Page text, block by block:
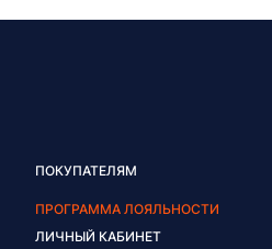
ПОКУПАТЕЛЯМ
ПРОГРАММА ЛОЯЛЬНОСТИ
ЛИЧНЫЙ КАБИНЕТ